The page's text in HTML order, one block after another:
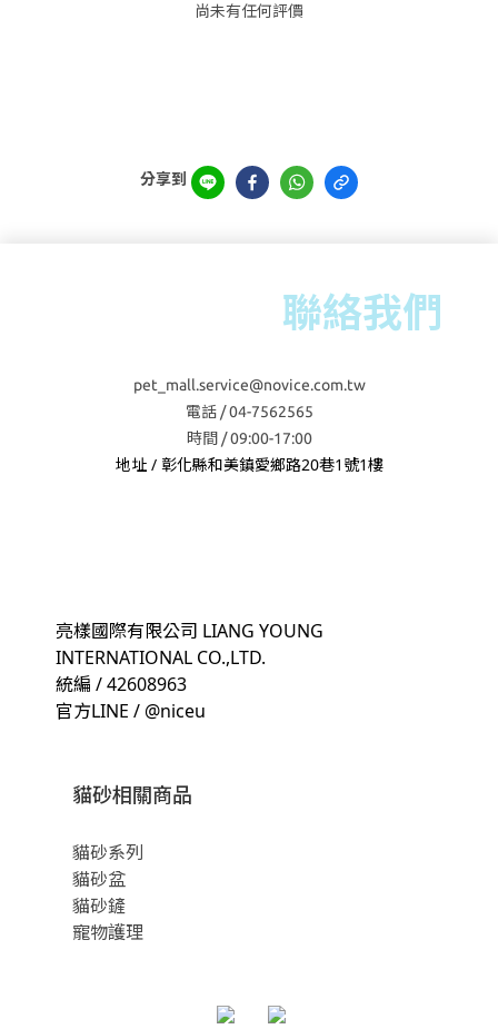
尚未有任何評價
分享到
聯絡我們
pet_mall.service@novice.com.tw
電話 / 04-7562565
時間 / 09:00-17:00
地址 / 彰化縣和美鎮愛鄉路20巷1號1樓
亮樣國際有限公司 LIANG YOUNG
INTERNATIONAL CO.,LTD.
統編 / 42608963
官方LINE / @niceu
貓砂相關商品
貓砂系列
貓砂盆
貓砂鏟
寵物護理